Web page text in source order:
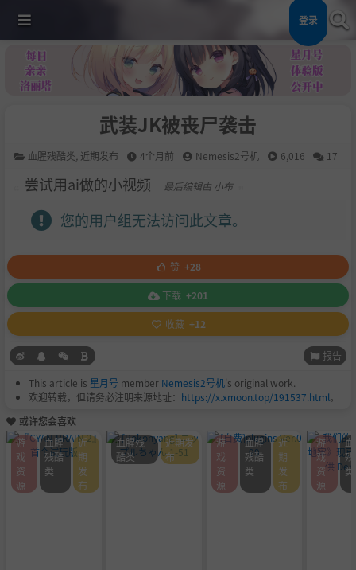
登录
武装JK被丧尸袭击
血腥残酷类 近期发布 4个月前 Nemesis2号机 6,016 17
尝试用ai做的小视频 最后编辑由 小布
您的用户组无法访问此文章。
赞 +28
下载 +201
收藏 +12
报告
This article is 星月号 member Nemesis2号机's original work.
欢迎转载，但请务必注明来源地址： https://x.xmoon.top/191537.html。
或许您会喜欢
游
戏
资
源
血腥
残酷
类
近
期
发
布
血腥残
酷类
近期发
布
游
戏
资
源
血腥
残酷
类
近
期
发
布
游
戏
资
源
类